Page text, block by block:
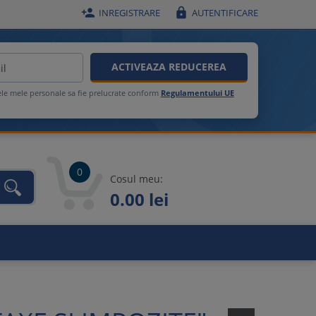
 INREGISTRARE  AUTENTIFICARE
ACTIVEAZA REDUCEREA
mele personale sa fie prelucrate conform Regulamentului UE
0
Cosul meu:
0.00 lei